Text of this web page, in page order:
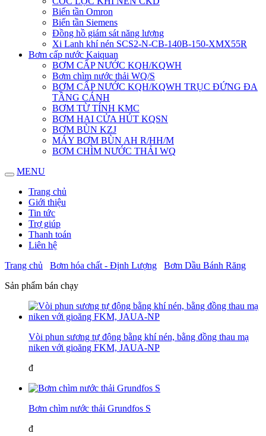
Biến tần Omron
Biến tần Siemens
Đồng hồ giám sát năng lượng
Xi Lanh khí nén SCS2-N-CB-140B-150-XMX55R
Bơm cấp nước Kaiquan
BƠM CẤP NƯỚC KQH/KQWH
Bơm chìm nước thải WQ/S
BƠM CẤP NƯỚC KQH/KQWH TRỤC ĐỨNG ĐA
TẦNG CÁNH
BƠM TỪ TÍNH KMC
BƠM HAI CỬA HÚT KQSN
BƠM BÙN KZJ
MÁY BƠM BÙN AH R/HH/M
BƠM CHÌM NƯỚC THẢI WQ
MENU
Trang chủ
Giới thiệu
Tin tức
Trợ giúp
Thanh toán
Liên hệ
Trang chủ
Bơm hóa chất - Định Lượng
Bơm Dầu Bánh Răng
Sản phẩm bán chạy
Vòi phun sương tự động bằng khí nén, bằng đồng thau mạ
niken với gioăng FKM, JAUA-NP
đ
Bơm chìm nước thải Grundfos S
đ